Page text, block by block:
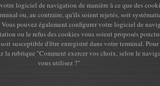
logiciel de navigation de manière à ce que des
ou, au contraire, qu'ils soient rejetés, soit
pouvez également configurer votre logiciel de
ou le refus des cookies vous soient proposés
susceptible d'être enregistré dans votre terminal.
la rubrique "Comment exercer vos choix, selon le
vous utilisez ?"